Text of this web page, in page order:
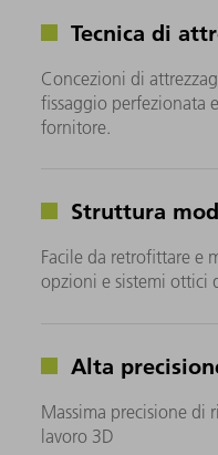
Tecnica di
Concezioni di
fissaggio perfezionata
fornitore.
Struttura
Facile da retrofittare e
opzioni e sistemi ottici
Alta
Massima precisione di
lavoro 3D